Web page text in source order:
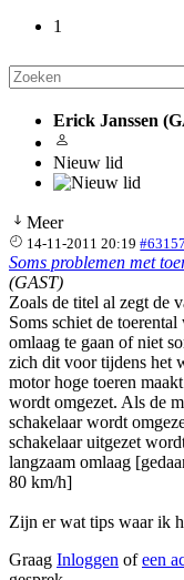
1
Erick Janssen
Nieuw lid
Meer
14-11-2011 20:19
Soms problemen met
(GAST)
Zoals de titel al zegt de
Soms schiet de
omlaag te gaan of niet
zich dit voor tijdens het
motor hoge toeren
wordt omgezet. Als de
schakelaar wordt
schakelaar uitgezet
langzaam omlaag
80 km/h]
Zijn er wat tips waar ik
Graag Inloggen ofeen